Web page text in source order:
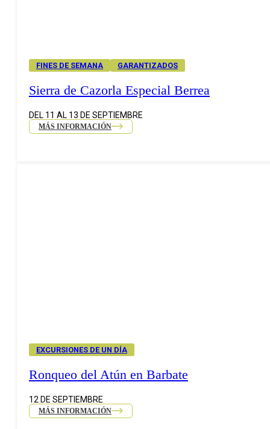
FINES DE SEMANA GARANTIZADOS
Sierra de Cazorla Especial Berrea
DEL 11 AL 13 DE SEPTIEMBRE
MÁS INFORMACIÓN
EXCURSIONES DE UN DÍA
Ronqueo del Atún en Barbate
12 DE SEPTIEMBRE
MÁS INFORMACIÓN